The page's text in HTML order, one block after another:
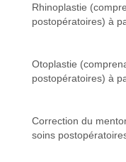
Rhinoplastie
postopératoires) à
Otoplastie
postopératoires) à
Correction du
soins